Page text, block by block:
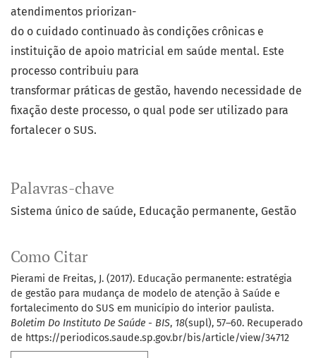
Palavras-chave
Sistema único de saúde Educação permanente Gestão
Como Citar
Pierami de Freitas, J. (2017). Educação permanente: estratégia
de gestão para mudança de modelo de atenção à Saúde e
fortalecimento do SUS em município do interior paulista.
Boletim Do Instituto De Saúde - BIS, 18(supl), 57–60. Recuperado
de https://periodicos.saude.sp.gov.br/bis/article/view/34712
atendimentos priorizan-
do o cuidado continuado às condições crônicas e
instituição de apoio matricial em saúde mental. Este
processo contribuiu para
transformar práticas de gestão, havendo necessidade de
fixação deste processo, o qual pode ser utilizado para
fortalecer o SUS.